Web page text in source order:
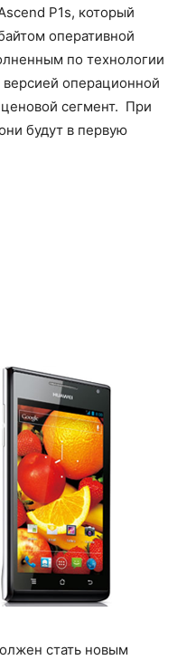
P1s, который
оперативной
по технологии
версией операционной
сегмент. При
будут в первую
стать новым